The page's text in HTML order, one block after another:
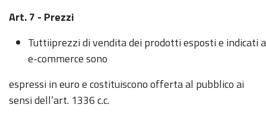
Art. 7 - Prezzi
Tuttiiprezzi di vendita dei prodotti esposti e indicati
e-commerce sono
espressi in euro e costituiscono offerta al pubblico ai
sensi dell’art. 1336 c.c.